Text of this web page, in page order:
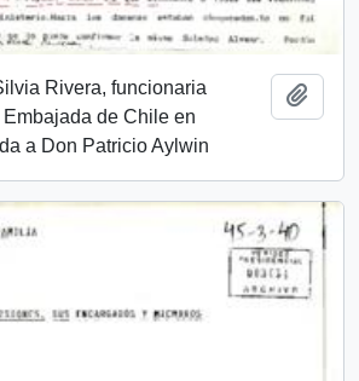
Rivera, funcionaria
de Chile en
a Don Patricio Aylwin